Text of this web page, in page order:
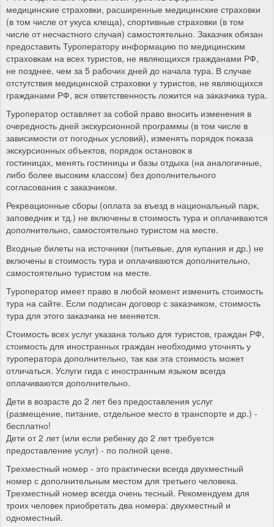
медицинские страховки, расширенные медицинские страховки
(в том числе от укуса клеща), спортивные страховки (в том
числе от несчастного случая) самостоятельно. Заказчик обязан
предоставить Туроператору информацию по медицинским
страховкам на всех туристов, не являющихся гражданами РФ,
не позднее, чем за 5 рабочих дней до начала тура. В случае
отстутствия медицинской страховки у туристов, не являющихся
гражданами РФ, вся ответственность ложится на заказчика тура.
Туроператор оставляет за собой право вносить изменения в
очередность дней экскурсионной программы (в том числе в
зависимости от погодных условий), изменять порядок показа
экскурсионных объектов, порядок остановок в
гостиницах, менять гостиницы и базы отдыха (на аналогичные,
либо более высоким классом) без дополнительного
согласования с заказчиком.
Рекреационные сборы (оплата за въезд в национальный парк,
заповедник и тд.) не включены в стоимость тура и оплачиваются
дополнительно, самостоятельно туристом на месте.
Входные билеты на источники (питьевые, для купания и др.) не
включены в стоимость тура и оплачиваются дополнительно,
самостоятельно туристом на месте.
Туроператор имеет право в любой момент изменить стоимость
тура на сайте. Если подписан договор с заказчиком, стоимость
тура для этого заказчика не меняется.
Стоимость всех услуг указана только для туристов, граждан РФ,
стоимость для иностранных граждан необходимо уточнять у
туроператора дополнительно, так как эта стоимость может
отличаться. Услуги гида с иностранным языком всегда
оплачиваются дополнительно.
Дети в возрасте до 2 лет без предоставления услуг
(размещение, питание, отдельное место в транспорте и др.) -
бесплатно!
Дети от 2 лет (или если ребенку до 2 лет требуется
предоставление услуг) - по полной цене.
Трехместный номер - это практически всегда двухместный
номер с дополнительным местом для третьего человека.
Трехместный номер всегда очень тесный. Рекомендуем для
троих человек приобретать два номера: двухместный и
одноместный.